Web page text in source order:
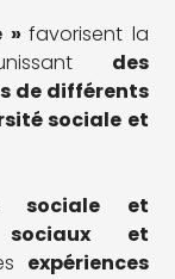
»favorisent la
des
de différents
sociale et
sociale et
et
expériences